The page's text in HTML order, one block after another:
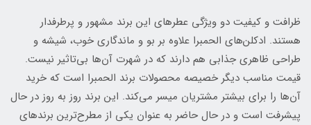
ظرافت و کیفیت دو ویژگی عطرهای این برند مشهور و پرطرفدار
هستند. ادکلن‌های الحمبرا علاوه بر بو و ماندگاری خوب، شیشه و
طراحی ظاهری جذابی هم دارند که در شهرت آن‌ها بی‌تاثیر نیست.
قیمت مناسب دیگر خصیصه محصولات برند الحمبرا است که خرید
آن‌ها را برای بیشتر مشتریان میسر می‌کند. این برند روز به روز در حال
پیشرفت است و در حال حاضر به عنوان یکی از مطرح‌ترین برندهای